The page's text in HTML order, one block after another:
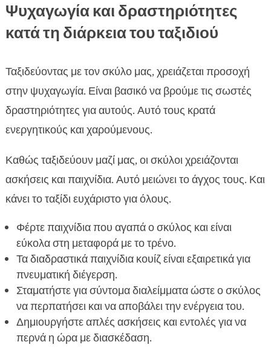
Ψυχαγωγία και δραστηριότητες
κατά τη διάρκεια του ταξιδιού
Ταξιδεύοντας με τον σκύλο μας, χρειάζεται προσοχή
στην ψυχαγωγία. Είναι βασικό να βρούμε τις σωστές
δραστηριότητες για αυτούς. Αυτό τους κρατά
ενεργητικούς και χαρούμενους.
Καθώς ταξιδεύουν μαζί μας, οι σκύλοι χρειάζονται
ασκήσεις και παιχνίδια. Αυτό μειώνει το άγχος τους. Και
κάνει το ταξίδι ευχάριστο για όλους.
Φέρτε παιχνίδια που αγαπά ο σκύλος και είναι
εύκολα στη μεταφορά με το τρένο.
Τα διαδραστικά παιχνίδια κουίζ είναι εξαιρετικά για
πνευματική διέγερση.
Σταματήστε για σύντομα διαλείμματα ώστε ο σκύλος
να περπατήσει και να αποβάλει την ενέργεια του.
Δημιουργήστε απλές ασκήσεις και εντολές για να
περνά η ώρα με διασκέδαση.